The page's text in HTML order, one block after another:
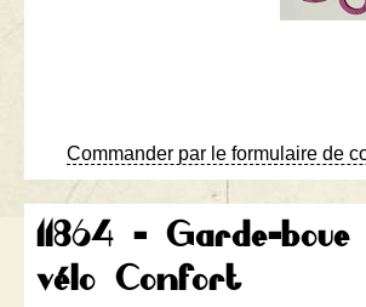
Commander par le formulaire de
11864 - Garde-
vélo Confort